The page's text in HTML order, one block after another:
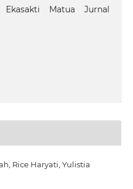
Matua Jurnal
Rice Haryati, Yulistia